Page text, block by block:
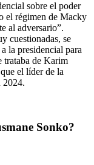
sobre el poder
el régimen de Macky
al adversario”.
cuestionadas, se
la presidencial para
trataba de Karim
el líder de la
2024.
Sonko?